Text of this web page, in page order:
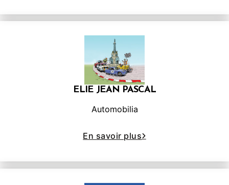
ELIE JEAN PASCAL
Automobilia
En savoir plus